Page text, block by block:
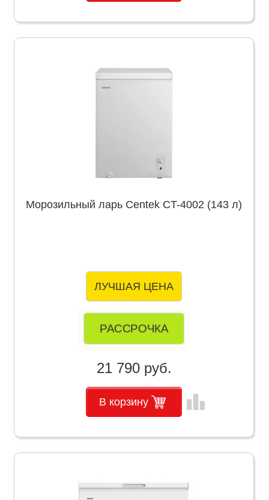
Морозильный ларь Centek CT-4002 (143 л)
ЛУЧШАЯ ЦЕНА
РАССРОЧКА
21 790 руб.
В корзину leaderboard